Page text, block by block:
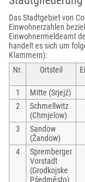
Das Stadtgebiet von
Einwohnerzahlen
Einwohnermeldeamt
handelt es sich um
Klammern):
Nr.
Ortsteil
1 Mitte (Srjejź)
2
Schmellwitz
(Chmjelow)
3
Sandow
(Žandow)
4
Spremberger
Vorstadt
(Grodkojske
Pśedměsto)